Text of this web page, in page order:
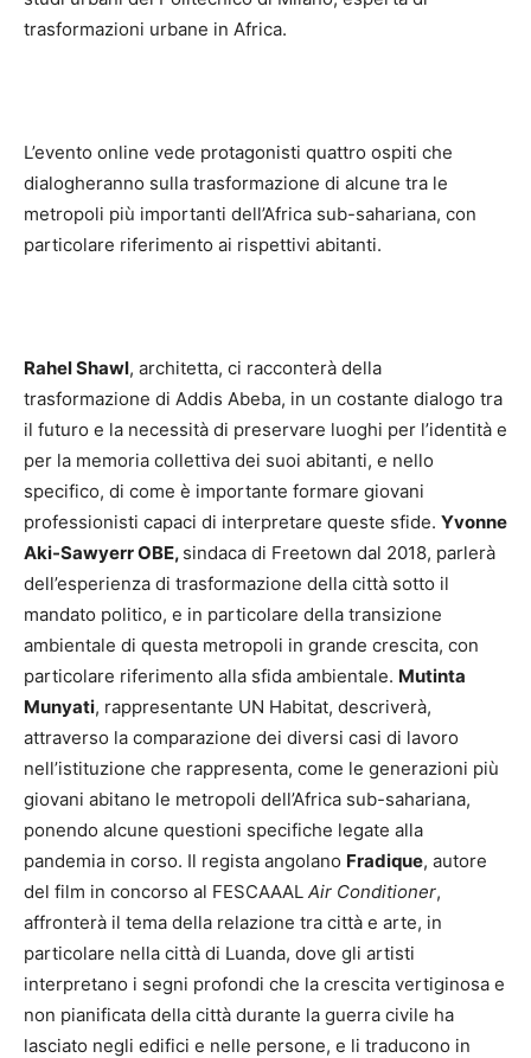
trasformazioni urbane in Africa.
L’evento online vede protagonisti quattro ospiti che
dialogheranno sulla trasformazione di alcune tra le
metropoli più importanti dell’Africa sub-sahariana, con
particolare riferimento ai rispettivi abitanti.
Rahel Shawl, architetta, ci racconterà della
trasformazione di Addis Abeba, in un costante dialogo tra
il futuro e la necessità di preservare luoghi per l’identità e
per la memoria collettiva dei suoi abitanti, e nello
specifico, di come è importante formare giovani
professionisti capaci di interpretare queste sfide. Yvonne
Aki-Sawyerr OBE, sindaca di Freetown dal 2018, parlerà
dell’esperienza di trasformazione della città sotto il
mandato politico, e in particolare della transizione
ambientale di questa metropoli in grande crescita, con
particolare riferimento alla sfida ambientale. Mutinta
Munyati, rappresentante UN Habitat, descriverà,
attraverso la comparazione dei diversi casi di lavoro
nell’istituzione che rappresenta, come le generazioni più
giovani abitano le metropoli dell’Africa sub-sahariana,
ponendo alcune questioni specifiche legate alla
pandemia in corso. Il regista angolano Fradique, autore
del film in concorso al FESCAAAL Air Conditioner,
affronterà il tema della relazione tra città e arte, in
particolare nella città di Luanda, dove gli artisti
interpretano i segni profondi che la crescita vertiginosa e
non pianificata della città durante la guerra civile ha
lasciato negli edifici e nelle persone, e li traducono in